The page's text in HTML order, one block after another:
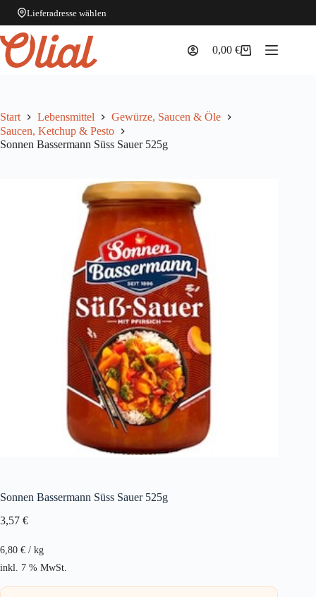
Lieferadresse wählen
Zum
Inhalt
springen
Warenkorb
0,00€
Start Lebensmittel
Gewürze, Saucen & Öle
Saucen, Ketchup & Pesto
Sonnen Bassermann Süss Sauer 525g
Sonnen Bassermann Süss Sauer 525g
3,57 €
6,80 € / kg
inkl. 7 % MwSt.